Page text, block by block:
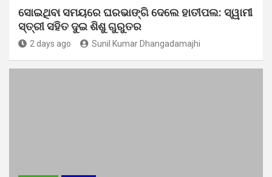
ସୋଇଥିବା ସମୟରେ ଘରଭାଙ୍ଗି ଦେଲେ ହାତୀପଲ: ସ୍ୱାମୀ
ସ୍ତ୍ରୀ ସହିତ ଦୁଇ ଶିଶୁ ଗୁରୁତର
2 days ago Sunil Kumar Dhangadamajhi